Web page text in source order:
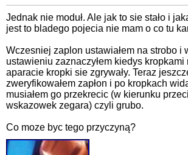
Jednak nie moduł. Ale jak to sie stało i
jest to bladego pojecia nie mam o co tu
Wczesniej zaplon ustawiałem na strobo i
ustawieniu zaznaczyłem kiedys kropkami
aparacie kropki sie zgrywały. Teraz
zweryfikowałem zapłon i po kropkach
musiałem go przekrecic (w kierunku
wskazowek zegara) czyli grubo.
Co moze byc tego przyczyną?